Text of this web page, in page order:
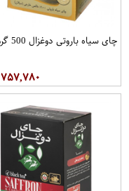
چای سیاه باروتی دوغزال 500 گرمی
۷۵۷,۷۸۰